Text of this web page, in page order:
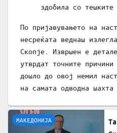
здобила со тешките
По пријавувањето на
несреќата веднаш
Скопје. Извршен е
утврдат точните
дошло до овој немил
на самата одводна шахта
МАКЕДОНИЈА